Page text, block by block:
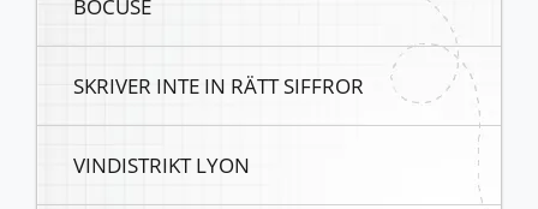
BOCUSE
SKRIVER INTE IN RÄTT SIFFROR
VINDISTRIKT LYON